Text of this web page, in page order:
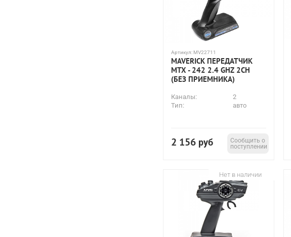
Артикул: MV22711
MAVERICK ПЕРЕДАТЧИК
MTX - 242 2.4 GHZ 2CH
(БЕЗ ПРИЕМНИКА)
Каналы:
2
Тип:
авто
2 156 руб
Сообщить о
поступлении
Нет в наличии